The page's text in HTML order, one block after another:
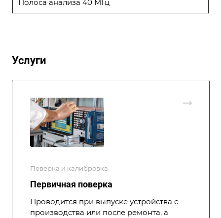
Полоса анализа 40 МГц
Услуги
Поверка и калибровка
Первичная поверка
Проводится при выпуске устройства с
производства или после ремонта, а